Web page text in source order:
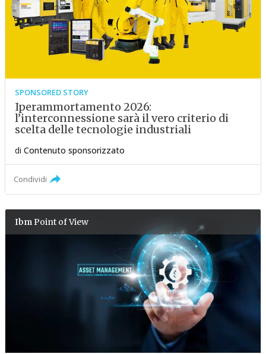
SPONSORED STORY
Iperammortamento 2026:
l’interconnessione sarà il vero criterio di
scelta delle tecnologie industriali
di Contenuto sponsorizzato
Condividi
Ibm Point of View